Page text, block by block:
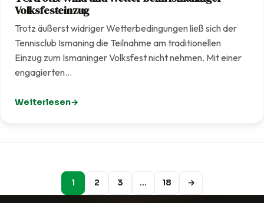
Volksfesteinzug
Trotz äußerst widriger Wetterbedingungen ließ sich der
Tennisclub Ismaning die Teilnahme am traditionellen
Einzug zum Ismaninger Volksfest nicht nehmen. Mit einer
engagierten…
Weiterlesen
: TCI trotzt Wind und Wetter beim Ismaninger
1 2 3 … 18 →